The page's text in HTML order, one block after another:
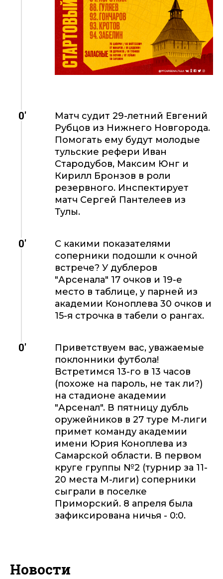
0'
Матч судит 29-летний Евгений
Рубцов из Нижнего Новгорода.
Помогать ему будут молодые
тульские рефери Иван
Стародубов, Максим Юнг и
Кирилл Бронзов в роли
резервного. Инспектирует
матч Сергей Пантелеев из
Тулы.
0'
С какими показателями
соперники подошли к очной
встрече? У дублеров
"Арсенала" 17 очков и 19-е
место в таблице, у парней из
академии Коноплева 30 очков и
15-я строчка в табели о рангах.
0'
Приветствуем вас, уважаемые
поклонники футбола!
Встретимся 13-го в 13 часов
(похоже на пароль, не так ли?)
на стадионе академии
"Арсенал". В пятницу дубль
оружейников в 27 туре М-лиги
примет команду академии
имени Юрия Коноплева из
Самарской области. В первом
круге группы №2 (турнир за 11-
20 места М-лиги) соперники
сыграли в поселке
Приморский. 8 апреля была
зафиксирована ничья - 0:0.
Новости